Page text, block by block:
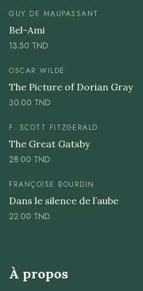
GUY DE MAUPASSANT
Bel-Ami
13.50 TND
OSCAR WILDE
The Picture of Dorian Gray
30.00 TND
F. SCOTT FITZGERALD
The Great Gatsby
28.00 TND
FRANÇOISE BOURDIN
Dans le silence de l’aube
22.00 TND
À propos